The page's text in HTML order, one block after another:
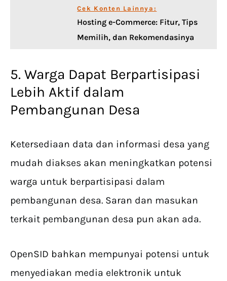
Cek Konten Lainnya:
Hosting e-Commerce: Fitur, Tips
Memilih, dan Rekomendasinya
5. Warga Dapat Berpartisipasi
Lebih Aktif dalam
Pembangunan Desa
Ketersediaan data dan informasi desa yang
mudah diakses akan meningkatkan potensi
warga untuk berpartisipasi dalam
pembangunan desa. Saran dan masukan
terkait pembangunan desa pun akan ada.
OpenSID bahkan mempunyai potensi untuk
menyediakan media elektronik untuk